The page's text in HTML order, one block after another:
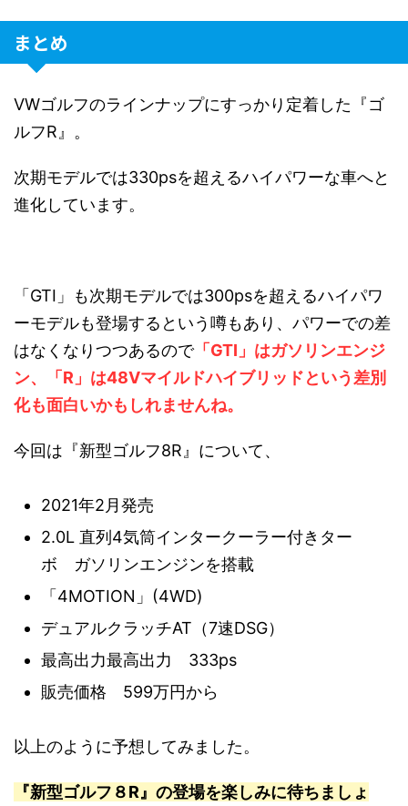
まとめ
VWゴルフのラインナップにすっかり定着した『ゴ
ルフR』。
次期モデルでは330psを超えるハイパワーな車へと
進化しています。
「GTI」も次期モデルでは300psを超えるハイパワ
ーモデルも登場するという噂もあり、パワーでの差
はなくなりつつあるので「GTI」はガソリンエンジ
ン、「R」は48Vマイルドハイブリッドという差別
化も面白いかもしれませんね。
今回は『新型ゴルフ8R』について、
2021年2月発売
2.0L 直列4気筒インタークーラー付きター
ボ ガソリンエンジンを搭載
「4MOTION」(4WD)
デュアルクラッチAT（7速DSG）
最高出力最高出力 333ps
販売価格 599万円から
以上のように予想してみました。
『新型ゴルフ８R』の登場を楽しみに待ちましょ